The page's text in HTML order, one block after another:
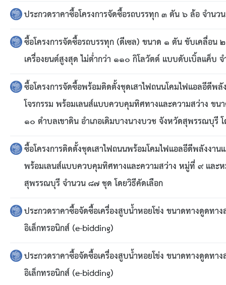
ประกาศจัดซื้อ-จัดจ้างภาครัฐ
รายงานผู้ใช้บริการกล้อง CCTV
ข้อมูลการเลือกตั้ง
นโยบายคุ้มครองข้อมูลส่วนบุคคล
ผลงาน
มาตรฐานกำหนดตำแหน่ง
VDO Present
ประกาศแผนการจัดซื้อจัดจ้าง
ประกาศแผนการจัดหาพัสดุ
รายงานผลการจัดซื้อจัดจ้างประจำปีงบประมาณ
ประกวดราคาซื้อโครงการจัดซื้อรถบรรทุก ๓ ตัน ๖ ล้อ จำน
ซื้อโครงการจัดซื้อรถบรรทุก (ดีเซล) ขนาด ๑ ตัน ขับเคลื่อ
เครื่องยนต์สูงสุด ไม่ต่ำกว่า ๑๑๐ กิโลวัตต์ แบบดับเบิ้ลแค็บ
ซื้อโครงการจัดซื้อพร้อมติดตั้งชุดเสาไฟถนนโคมไฟแอลอีดีพ
โจรกรรม พร้อมเลนส์แบบควบคุมทิศทางและความสว่าง
๑๐ ตำบลเขาดิน อำเภอเดิมบางนางบวช จังหวัดสุพรรณบุรี
ซื้อโครงการติดตั้งชุดเสาไฟถนนพร้อมโคมไฟแอลอีดีพลังงา
พร้อมเลนส์แบบควบคุมทิศทางและความสว่าง หมู่ที่ ๙ และ
สุพรรณบุรี จำนวน ๘๗ ชุด โดยวิธีคัดเลือก
ประกวดราคาซื้อจัดซื้อเครื่องสูบน้ำหอยโข่ง ขนาดทางดูดทา
อิเล็กทรอนิกส์ (e-bidding)
ประกวดราคาซื้อจัดซื้อเครื่องสูบน้ำหอยโข่ง ขนาดทางดูดท
อิเล็กทรอนิกส์ (e-bidding)